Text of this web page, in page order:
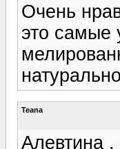
Очень
это самые
Teana
Алевтина